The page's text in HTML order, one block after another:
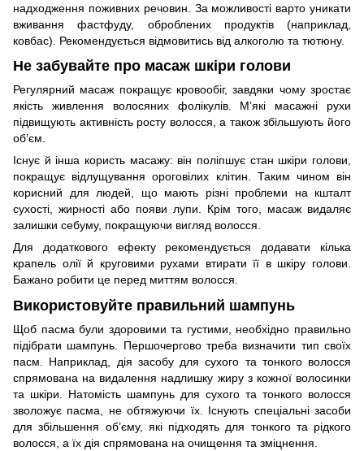
надходження поживних речовин. За можливості варто уникати
вживання фастфуду, оброблених продуктів (наприклад,
ковбас). Рекомендується відмовитись від алкоголю та тютюну.
Не забувайте про масаж шкіри голови
Регулярний масаж покращує кровообіг, завдяки чому зростає
якість живлення волосяних фолікулів. М’які масажні рухи
підвищують активність росту волосся, а також збільшують його
об’єм.
Існує й інша користь масажу: він поліпшує стан шкіри голови,
покращує відлущування ороговілих клітин. Таким чином він
корисний для людей, що мають різні проблеми на кшталт
сухості, жирності або появи лупи. Крім того, масаж видаляє
залишки себуму, покращуючи вигляд волосся.
Для додаткового ефекту рекомендується додавати кілька
крапель олії й круговими рухами втирати її в шкіру голови.
Бажано робити це перед миттям волосся.
Використовуйте правильний шампунь
Щоб пасма були здоровими та густими, необхідно правильно
підібрати шампунь. Першочергово треба визначити тип своїх
пасм. Наприклад, дія засобу для сухого та тонкого волосся
спрямована на видалення надлишку жиру з кожної волосинки
та шкіри. Натомість шампунь для сухого та тонкого волосся
зволожує пасма, не обтяжуючи їх. Існують спеціальні засоби
для збільшення об’єму, які підходять для тонкого та рідкого
волосся, а їх дія спрямована на очищення та зміцнення.